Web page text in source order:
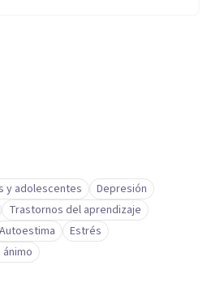
y la confianza personal.
personalizados,
y adolescentes
Depresión
Trastornos del aprendizaje
Autoestima
Estrés